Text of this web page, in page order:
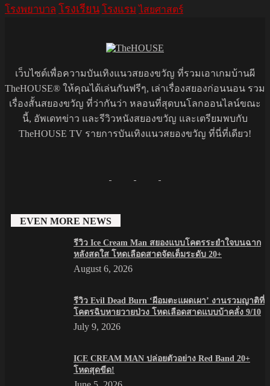
โรงพยาบาล โรงเรียน โรงแรม ไสยศาสตร์
เว็บไซต์เพื่อความบันเทิงแนวสยองขวัญ ที่รวมเอาเกมบ้านผี
TheHOUSE® ให้คุณได้เล่นกันฟรีๆ, เล่าเรื่องสยองก่อนนอน รวม
เรื่องสั้นสยองขวัญ ที่ว่ากันว่า หลอนที่สุดบนโลกออนไลน์ขณะ
นี้, อัพเดทข่าว และรีวิวหนังสยองขวัญ และเตรียมพบกับ
TheHOUSE TV รายการบันเทิงแนวสยองขวัญ ที่นี่ที่เดียว!
EVEN MORE NEWS
รีวิว Ice Cream Man สยองแบบโคตรระยำใจบนฉาก
หลังสดใส โหดเลือดสาดจัดเต็มระดับ 20+
August 6, 2026
รีวิว Evil Dead Burn ‘ผีอมตะแผดเผา’ งานรวมญาติที่
โคตรฉิบหายวายป่วง โหดเลือดสาดแบบบ้าคลั่ง 9/10
July 9, 2026
ICE CREAM MAN ปล่อยตัวอย่าง Red Band 20+
โหดสุดขีด!